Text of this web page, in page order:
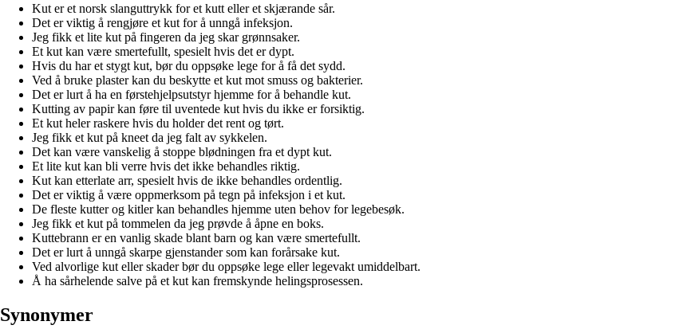
Kut er et norsk slanguttrykk for et kutt eller et skjærande sår.
Det er viktig å rengjøre et kut for å unngå infeksjon.
Jeg fikk et lite kut på fingeren da jeg skar grønnsaker.
Et kut kan være smertefullt, spesielt hvis det er dypt.
Hvis du har et stygt kut, bør du oppsøke lege for å få det sydd.
Ved å bruke plaster kan du beskytte et kut mot smuss og bakterier.
Det er lurt å ha en førstehjelpsutstyr hjemme for å behandle kut.
Kutting av papir kan føre til uventede kut hvis du ikke er forsiktig.
Et kut heler raskere hvis du holder det rent og tørt.
Jeg fikk et kut på kneet da jeg falt av sykkelen.
Det kan være vanskelig å stoppe blødningen fra et dypt kut.
Et lite kut kan bli verre hvis det ikke behandles riktig.
Kut kan etterlate arr, spesielt hvis de ikke behandles ordentlig.
Det er viktig å være oppmerksom på tegn på infeksjon i et kut.
De fleste kutter og kitler kan behandles hjemme uten behov for legebesøk.
Jeg fikk et kut på tommelen da jeg prøvde å åpne en boks.
Kuttebrann er en vanlig skade blant barn og kan være smertefullt.
Det er lurt å unngå skarpe gjenstander som kan forårsake kut.
Ved alvorlige kut eller skader bør du oppsøke lege eller legevakt umiddelbart.
Å ha sårhelende salve på et kut kan fremskynde helingsprosessen.
Synonymer